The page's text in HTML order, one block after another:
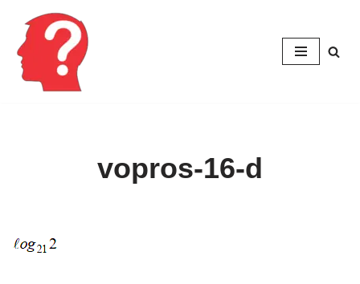
Перейти
содержимому
vopros-16-d